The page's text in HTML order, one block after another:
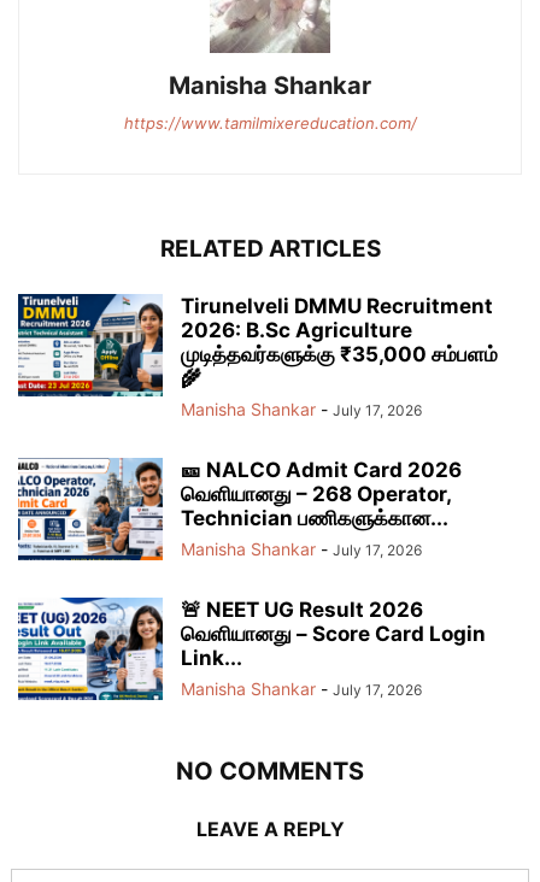
Manisha Shankar
https://www.tamilmixereducation.com/
RELATED ARTICLES
Tirunelveli DMMU Recruitment
2026: B.Sc Agriculture
முடித்தவர்களுக்கு ₹35,000 சம்பளம்
🌾
Manisha Shankar - July 17, 2026
🎫 NALCO Admit Card 2026
வெளியானது – 268 Operator,
Technician பணிகளுக்கான...
Manisha Shankar - July 17, 2026
🚨 NEET UG Result 2026
வெளியானது – Score Card Login
Link...
Manisha Shankar - July 17, 2026
NO COMMENTS
LEAVE A REPLY